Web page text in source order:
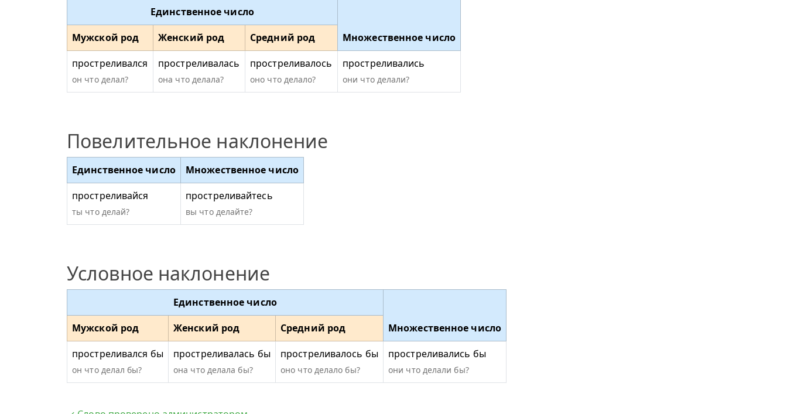
Единственное число
Множественное число
Мужской род Женский род
Средний род
простреливался
он что делал?
простреливалась
она что делала?
простреливалось
оно что делало?
простреливались
они что делали?
Повелительное наклонение
Единственное число
Множественное число
простреливайся
ты что делай?
простреливайтесь
вы что делайте?
Условное наклонение
Единственное число
Множественное число
Мужской род Женский род
Средний род
простреливался бы
он что делал бы?
простреливалась бы
она что делала бы?
простреливалось бы
оно что делало бы?
простреливались бы
они что делали бы?